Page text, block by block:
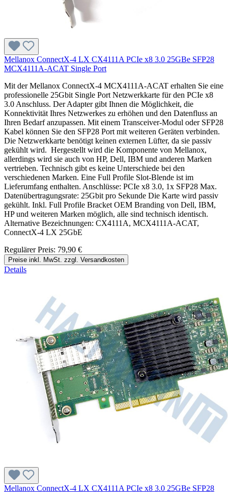
Mellanox ConnectX-4 LX CX4111A PCIe x8 3.0 25GBe SFP28
MCX4111A-ACAT Single Port
Mit der Mellanox ConnectX-4 MCX4111A-ACAT erhalten Sie eine
professionelle 25Gbit Single Port Netzwerkkarte für den PCIe x8
3.0 Anschluss. Der Adapter gibt Ihnen die Möglichkeit, die
Konnektivität Ihres Netzwerkes zu erhöhen und den Datenfluss an
Ihren Bedarf anzupassen. Mit einem Transceiver-Modul oder SFP28
Kabel können Sie den SFP28 Port mit weiteren Geräten verbinden.
Die Netzwerkkarte benötigt keinen externen Lüfter, da sie passiv
gekühlt wird. Hergestellt wird die Komponente von Mellanox,
allerdings wird sie auch von HP, Dell, IBM und anderen Marken
vertrieben. Technisch gibt es keine Unterschiede bei den
verschiedenen Marken. Eine Full Profile Slot-Blende ist im
Lieferumfang enthalten. Anschlüsse: PCIe x8 3.0, 1x SFP28 Max.
Datenübertragungsrate: 25Gbit pro Sekunde Die Karte wird passiv
gekühlt. Inkl. Full Profile Bracket OEM Branding von Dell, IBM,
HP und weiteren Marken möglich, alle sind technisch identisch.
Alternative Bezeichnungen: CX4111A, MCX4111A-ACAT,
ConnectX-4 LX 25GbE
Regulärer Preis: 79,90 €
Preise inkl. MwSt. zzgl. Versandkosten
Details
Mellanox ConnectX-4 LX CX4111A PCIe x8 3.0 25GBe SFP28